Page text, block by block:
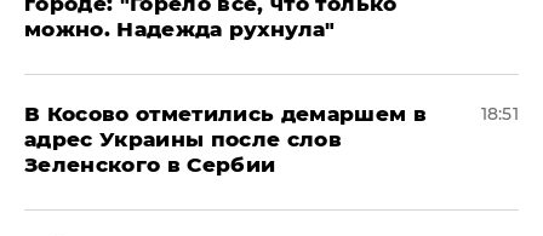
можно. Надежда рухнула"
В Косово отметились демаршем в
адрес Украины после слов
Зеленского в Сербии
18:51